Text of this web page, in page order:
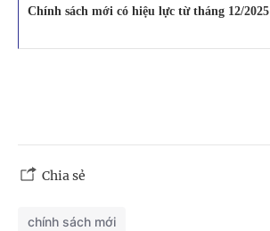
Chính sách mới có hiệu lực từ tháng 12/2025
Chia sẻ
chính sách mới